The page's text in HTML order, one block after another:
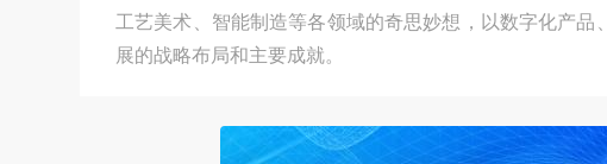
工艺美术、智能制造等各领域的奇思妙想，以数字化产
展的战略布局和主要成就。